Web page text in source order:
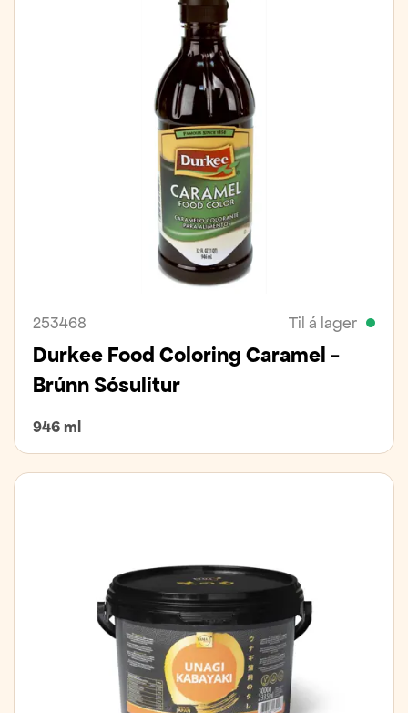
253468 Til á lager
Durkee Food Coloring Caramel -
Brúnn Sósulitur
946 ml